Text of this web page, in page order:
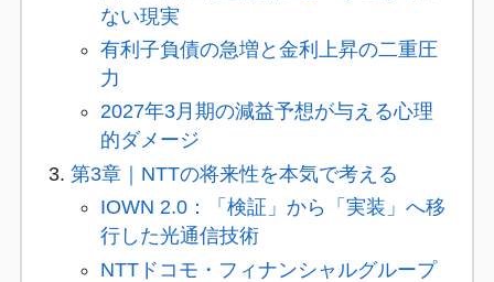
ない現実
有利子負債の急増と金利上昇の二重圧
力
2027年3月期の減益予想が与える心理
的ダメージ
第3章｜NTTの将来性を本気で考える
IOWN 2.0：「検証」から「実装」へ移
行した光通信技術
NTTドコモ・フィナンシャルグループ